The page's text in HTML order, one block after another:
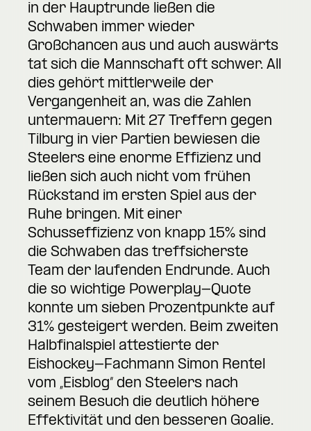
in der Hauptrunde ließen die
Schwaben immer wieder
Großchancen aus und auch auswärts
tat sich die Mannschaft oft schwer. All
dies gehört mittlerweile der
Vergangenheit an, was die Zahlen
untermauern: Mit 27 Treffern gegen
Tilburg in vier Partien bewiesen die
Steelers eine enorme Effizienz und
ließen sich auch nicht vom frühen
Rückstand im ersten Spiel aus der
Ruhe bringen. Mit einer
Schusseffizienz von knapp 15% sind
die Schwaben das treffsicherste
Team der laufenden Endrunde. Auch
die so wichtige Powerplay-Quote
konnte um sieben Prozentpunkte auf
31% gesteigert werden. Beim zweiten
Halbfinalspiel attestierte der
Eishockey-Fachmann Simon Rentel
vom „Eisblog“ den Steelers nach
seinem Besuch die deutlich höhere
Effektivität und den besseren Goalie.